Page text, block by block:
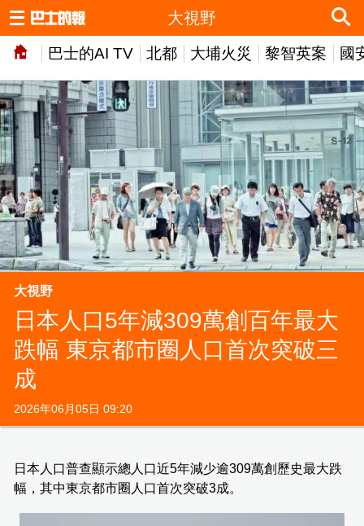
巴士的AI TV 北都 大埔火災 黎智英案 國
大視野
大視野
日本人口5年減309萬創百年最大
跌幅 東京都市圈人口首次突破三
成
2026年06月05日 09:20
日本人口普查顯示總人口近5年減少逾309萬創歷史最大跌
幅，其中東京都市圈人口首次突破3成。